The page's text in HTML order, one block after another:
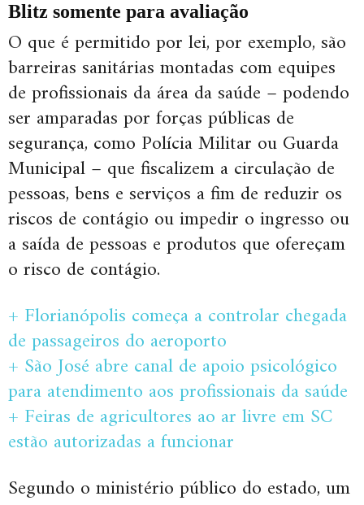
Blitz somente para avaliação
O que é permitido por lei, por exemplo, são
barreiras sanitárias montadas com equipes
de profissionais da área da saúde – podendo
ser amparadas por forças públicas de
segurança, como Polícia Militar ou Guarda
Municipal – que fiscalizem a circulação de
pessoas, bens e serviços a fim de reduzir os
riscos de contágio ou impedir o ingresso ou
a saída de pessoas e produtos que ofereçam
o risco de contágio.
+ Florianópolis começa a controlar chegada
de passageiros do aeroporto
+ São José abre canal de apoio psicológico
para atendimento aos profissionais da saúde
+ Feiras de agricultores ao ar livre em SC
estão autorizadas a funcionar
Segundo o ministério público do estado, um